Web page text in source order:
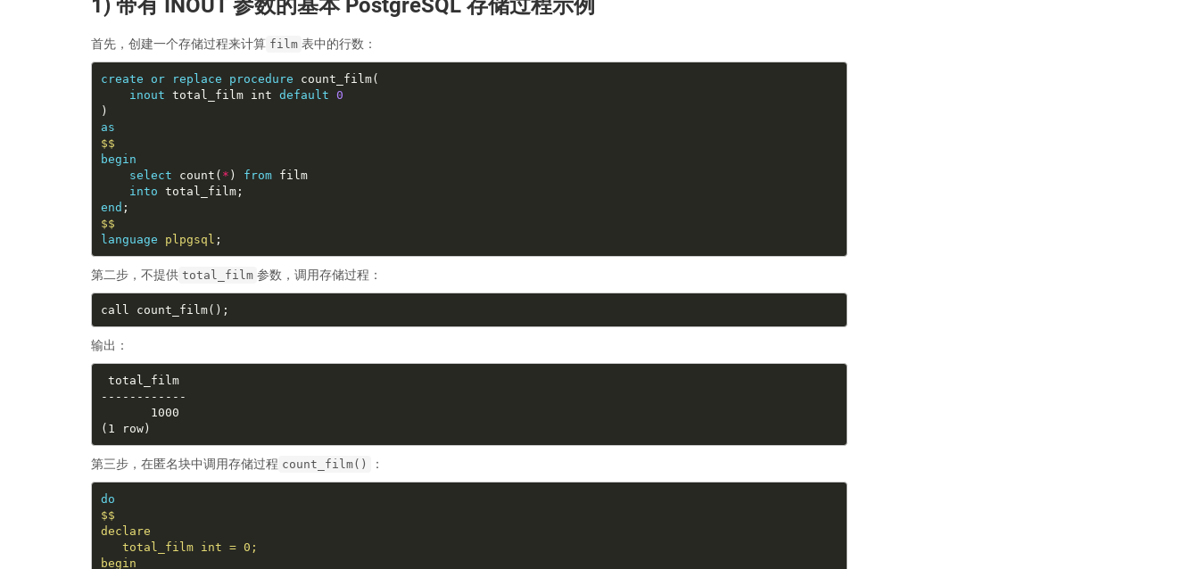
1) 带有 INOUT 参数的基本 PostgreSQL 存储过程示例
首先，创建一个存储过程来计算 film 表中的行数：
create or replace procedure
inout total_film int default 0
as
$$
begin
select count( * ) from
film
into
end
$$
language
plpgsql
第二步，不提供 total_film 参数，调用存储过程：
输出：
total_film
第三步，在匿名块中调用存储过程 count_film() ：
do